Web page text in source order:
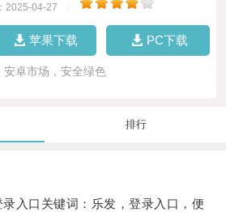
2025-04-27
苹果下载 PC下载
安卓市场，安全绿色
排行
口关键词：乐发，登录入口，便